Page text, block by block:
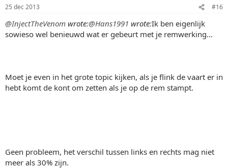
25 dec 2013 #16
@InjectTheVenom wrote:@Hans1991 wrote:Ik ben eigenlijk
sowieso wel benieuwd wat er gebeurt met je remwerking...
Moet je even in het grote topic kijken, als je flink de vaart er in
hebt komt de kont om zetten als je op de rem stampt.
Geen probleem, het verschil tussen links en rechts mag niet
meer als 30% zijn.